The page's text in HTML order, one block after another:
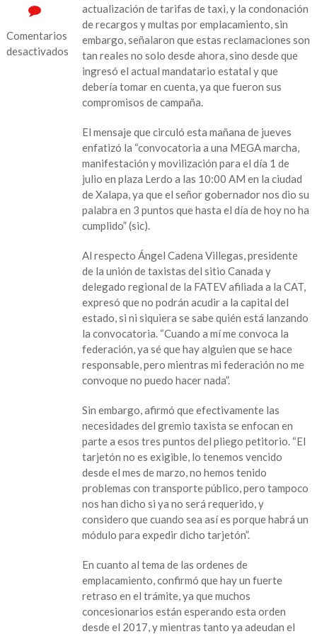
Comentarios
desactivados
actualización de tarifas de taxi, y la condonación
de recargos y multas por emplacamiento, sin
embargo, señalaron que estas reclamaciones son
tan reales no solo desde ahora, sino desde que
ingresó el actual mandatario estatal y que
debería tomar en cuenta, ya que fueron sus
compromisos de campaña.
El mensaje que circuló esta mañana de jueves
enfatizó la “convocatoria a una MEGA marcha,
manifestación y movilización para el día 1 de
julio en plaza Lerdo a las 10:00 AM en la ciudad
de Xalapa, ya que el señor gobernador nos dio su
palabra en 3 puntos que hasta el día de hoy no ha
cumplido” (sic).
Al respecto Ángel Cadena Villegas, presidente
de la unión de taxistas del sitio Canada y
delegado regional de la FATEV afiliada a la CAT,
expresó que no podrán acudir a la capital del
estado, si ni siquiera se sabe quién está lanzando
la convocatoria. “Cuando a mí me convoca la
federación, ya sé que hay alguien que se hace
responsable, pero mientras mi federación no me
convoque no puedo hacer nada”.
Sin embargo, afirmó que efectivamente las
necesidades del gremio taxista se enfocan en
parte a esos tres puntos del pliego petitorio. “El
tarjetón no es exigible, lo tenemos vencido
desde el mes de marzo, no hemos tenido
problemas con transporte público, pero tampoco
nos han dicho si ya no será requerido, y
considero que cuando sea así es porque habrá un
módulo para expedir dicho tarjetón”.
En cuanto al tema de las ordenes de
emplacamiento, confirmó que hay un fuerte
retraso en el trámite, ya que muchos
concesionarios están esperando esta orden
desde el 2017, y mientras tanto ya adeudan el